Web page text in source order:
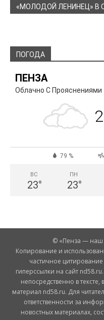
«МОЛОДОЙ ЛЕНИНЕЦ» В
ПОГОДА
ПЕНЗА
Облачно С Прояснениями
79 %
ВС
23°
ПН
23°
© «Пенза — наш
Копирование и
частичное
гиперссылки на сайт
непосредственно в
материал nd58.ru. Для
ответственности за
новостных материалах,